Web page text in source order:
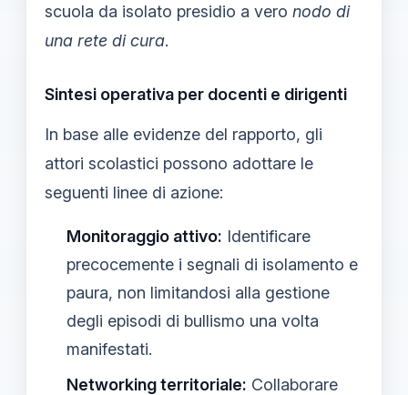
scuola da isolato presidio a vero nodo di
una rete di cura.
Sintesi operativa per docenti e dirigenti
In base alle evidenze del rapporto, gli
attori scolastici possono adottare le
seguenti linee di azione:
Monitoraggio attivo: Identificare
precocemente i segnali di isolamento e
paura, non limitandosi alla gestione
degli episodi di bullismo una volta
manifestati.
Networking territoriale: Collaborare